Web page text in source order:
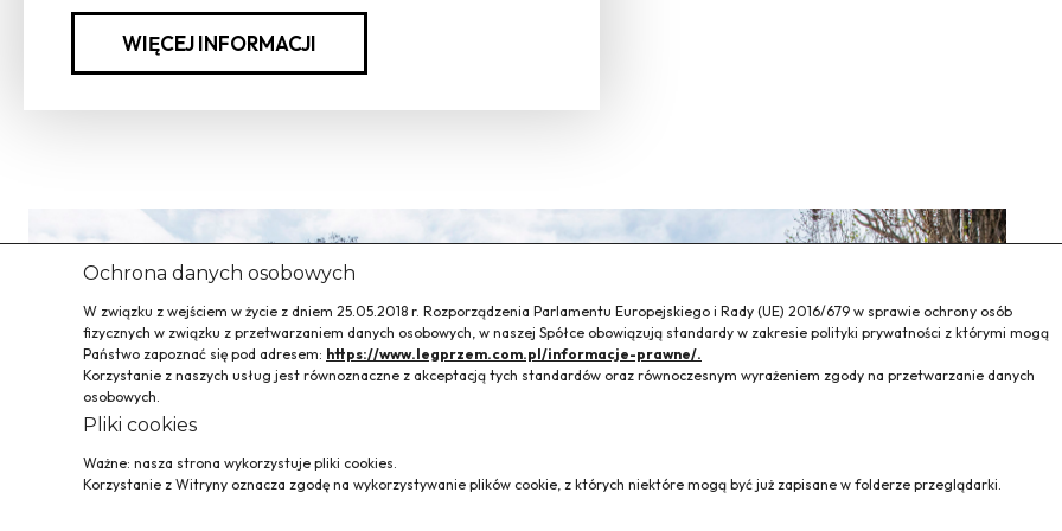
WIĘCEJ INFORMACJI
Ochrona danych osobowych
W związku z wejściem w życie z dniem 25.05.2018 r. Rozporządzenia Parlamentu Europejskiego i Rady (UE) 2016/679 w sprawie ochrony osób
fizycznych w związku z przetwarzaniem danych osobowych, w naszej Spółce obowiązują standardy w zakresie polityki prywatności z którymi mogą
Państwo zapoznać się pod adresem: https://www.legprzem.com.pl/informacje-prawne/.
Korzystanie z naszych usług jest równoznaczne z akceptacją tych standardów oraz równoczesnym wyrażeniem zgody na przetwarzanie danych
osobowych.
Pliki cookies
Ważne: nasza strona wykorzystuje pliki cookies.
Korzystanie z Witryny oznacza zgodę na wykorzystywanie plików cookie, z których niektóre mogą być już zapisane w folderze przeglądarki.